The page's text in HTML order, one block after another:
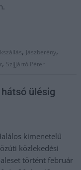
, Jászberény,
, Szijjártó Péter
ülésig
kimenetelű
közlekedési
történt február